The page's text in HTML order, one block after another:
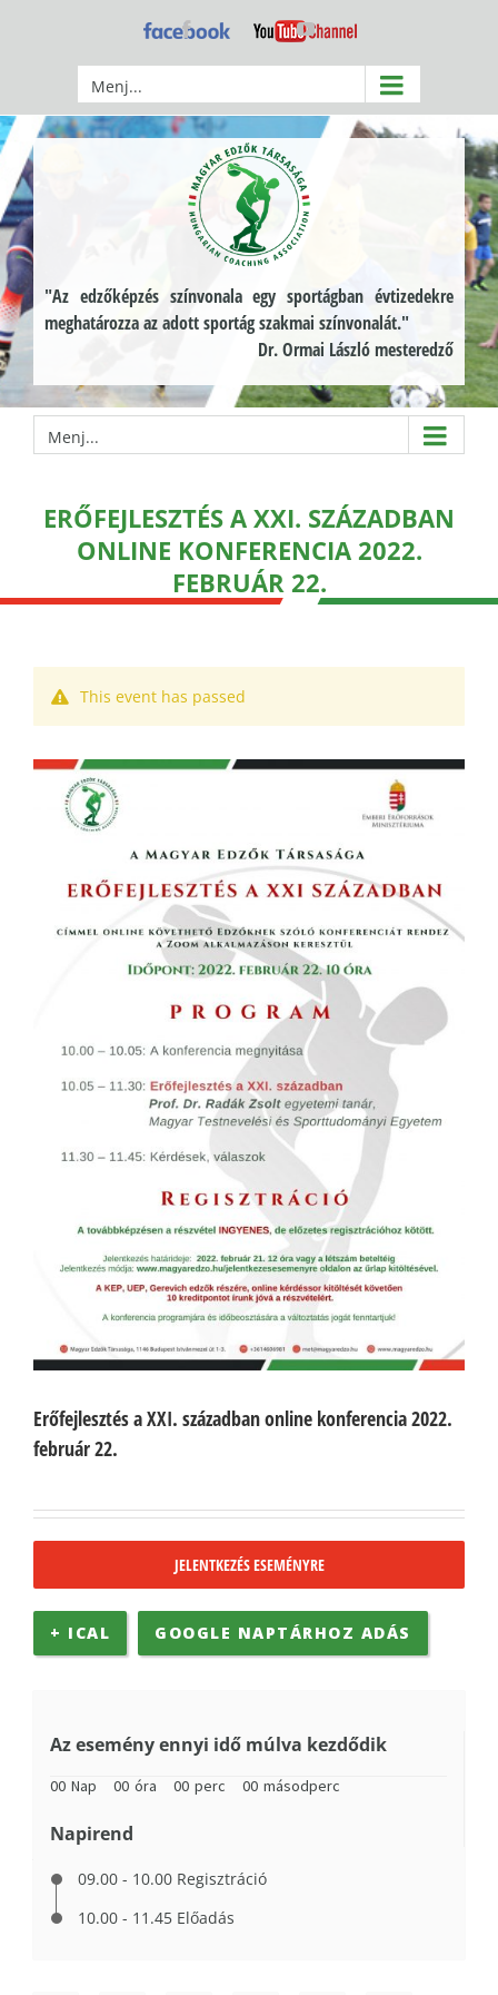
Facebook YouTube
Menj...
"Az edzőképzés színvonala egy sportágban évtizedekre
meghatározza az adott sportág szakmai színvonalát."
Dr. Ormai László mesteredző
Menj...
ERŐFEJLESZTÉS A XXI. SZÁZADBAN
ONLINE KONFERENCIA 2022.
FEBRUÁR 22.
This event has passed
Erőfejlesztés a XXI. században online konferencia 2022.
február 22.
JELENTKEZÉS ESEMÉNYRE
+ ICAL GOOGLE NAPTÁRHOZ ADÁS
Az esemény ennyi idő múlva kezdődik
00 Nap 00 óra 00 perc 00 másodperc
Napirend
09.00 - 10.00 Regisztráció
10.00 - 11.45 Előadás